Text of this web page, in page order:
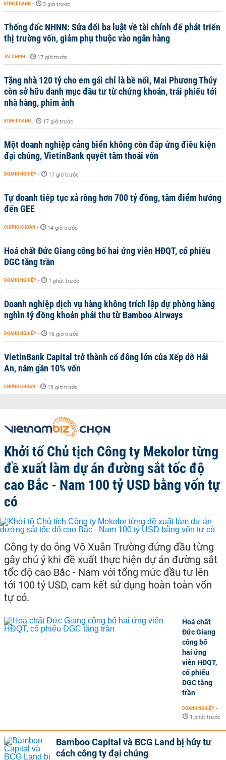
KINH DOANH - 3 giờ trước
Thống đốc NHNN: Sửa đổi ba luật về tài chính để phát triển
thị trường vốn, giảm phụ thuộc vào ngân hàng
TÀI CHÍNH - 17 giờ trước
Tặng nhà 120 tỷ cho em gái chỉ là bề nổi, Mai Phương Thúy
còn sở hữu danh mục đầu tư từ chứng khoán, trái phiếu tới
nhà hàng, phim ảnh
KINH DOANH - 17 giờ trước
Một doanh nghiệp cảng biển không còn đáp ứng điều kiện
đại chúng, VietinBank quyết tâm thoái vốn
DOANH NGHIỆP - 17 giờ trước
Tự doanh tiếp tục xả ròng hơn 700 tỷ đồng, tâm điểm hướng
đến GEE
CHỨNG KHOÁN - 14 giờ trước
Hoá chất Đức Giang công bố hai ứng viên HĐQT, cổ phiếu
DGC tăng trần
DOANH NGHIỆP - 1 phút trước
Doanh nghiệp dịch vụ hàng không trích lập dự phòng hàng
nghìn tỷ đồng khoản phải thu từ Bamboo Airways
DOANH NGHIỆP - 16 giờ trước
VietinBank Capital trở thành cổ đông lớn của Xếp dỡ Hải
An, nắm gần 10% vốn
CHỨNG KHOÁN - 18 giờ trước
Khởi tố Chủ tịch Công ty Mekolor từng
đề xuất làm dự án đường sắt tốc độ
cao Bắc - Nam 100 tỷ USD bằng vốn tự
có
Công ty do ông Võ Xuân Trường đứng đầu từng
gây chú ý khi đề xuất thực hiện dự án đường sắt
tốc độ cao Bắc - Nam với tổng mức đầu tư lên
tới 100 tỷ USD, cam kết sử dụng hoàn toàn vốn
tự có.
Hoá chất
Đức Giang
công bố
hai ứng
viên HĐQT,
cổ phiếu
DGC tăng
trần
DOANH NGHIỆP -
1 phút trước
Bamboo Capital và BCG Land bị hủy tư
cách công ty đại chúng